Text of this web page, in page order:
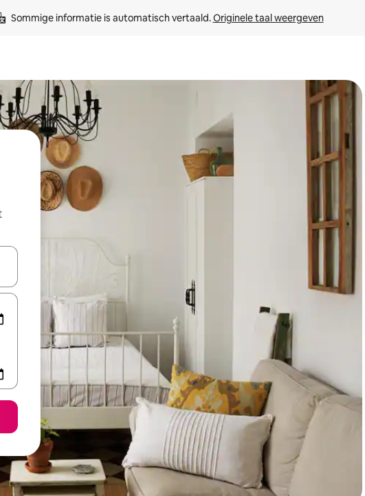
Sommige informatie is automatisch vertaald. Originele taal weergeven
keuze met je de pijltjestoetsen omhoog en omlaag, óf door te tikken of swipen.